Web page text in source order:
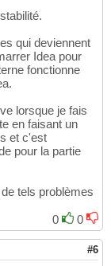
qui deviennent
Idea pour
fonctionne
lorsque je fais
en faisant un
et c'est
pour la partie
tels problèmes
0
0
#6